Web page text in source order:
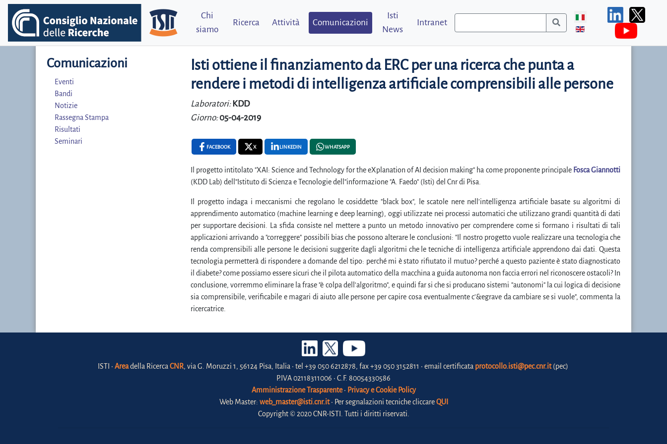
Chi
siamo
Ricerca Attività Comunicazioni
Isti
News
Intranet
Comunicazioni
Eventi
Bandi
Notizie
Rassegna Stampa
Risultati
Seminari
Isti ottiene il finanziamento da ERC per una ricerca che punta a
rendere i metodi di intelligenza artificiale comprensibili alle persone
Laboratori: KDD
Giorno:05-04-2019
FACEBOOK X LINKEDIN WHATSAPP
Il progetto intitolato "XAI: Science and Technology for the eXplanation of AI decision making" ha come proponente principale Fosca Giannotti
(KDD Lab) dell"Istituto di Scienza e Tecnologie dell"informazione "A. Faedo" (Isti) del Cnr di Pisa.
Il progetto indaga i meccanismi che regolano le cosiddette "black box", le scatole nere nell'intelligenza artificiale basate su algoritmi di
apprendimento automatico (machine learning e deep learning), oggi utilizzate nei processi automatici che utilizzano grandi quantità di dati
per supportare decisioni. La sfida consiste nel mettere a punto un metodo innovativo per comprendere come si formano i risultati di tali
applicazioni arrivando a "correggere" possibili bias che possono alterare le conclusioni: "Il nostro progetto vuole realizzare una tecnologia che
renda comprensibili alle persone le decisioni suggerite dagli algoritmi che le tecniche di intelligenza artificiale apprendono dai dati. Questa
tecnologia permetterà di rispondere a domande del tipo: perché mi è stato rifiutato il mutuo? perché a questo paziente è stato diagnosticato
il diabete? come possiamo essere sicuri che il pilota automatico della macchina a guida autonoma non faccia errori nel riconoscere ostacoli? In
conclusione, vorremmo eliminare la frase "è colpa dell'algoritmo", e quindi far si che si producano sistemi "autonomi" la cui logica di decisione
sia comprensibile, verificabile e magari di aiuto alle persone per capire cosa eventualmente c'&egrave da cambiare se si vuole", commenta la
ricercatrice.
ISTI • Areadella Ricerca CNR, via G. Moruzzi 1, 56124 Pisa, Italia • tel +39 050 6212878, fax +39 050 3152811 • email certificata protocollo.isti@pec.cnr.it(pec)
P.IVA 02118311006 • C.F. 80054330586
Amministrazione Trasparente• Privacy e Cookie Policy
Web Master: web_master@isti.cnr.it• Per segnalazioni tecniche cliccareQUI
Copyright © 2020 CNR-ISTI. Tutti i diritti riservati.